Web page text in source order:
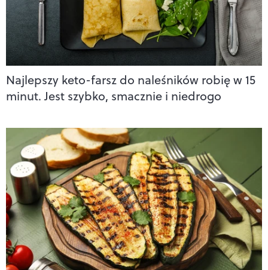
Najlepszy keto-farsz do naleśników robię w 15
minut. Jest szybko, smacznie i niedrogo